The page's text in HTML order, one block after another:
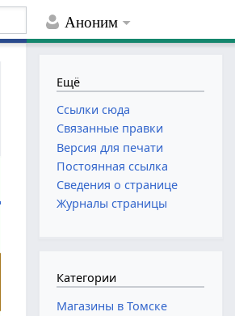
Аноним
Ещё
Ссылки сюда
Связанные правки
Версия для печати
Постоянная ссылка
Сведения о странице
Журналы страницы
Категории
Магазины в Томске